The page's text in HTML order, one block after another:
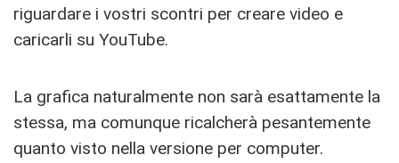
riguardare i vostri scontri per creare video e
caricarli su YouTube.
La grafica naturalmente non sarà esattamente la
stessa, ma comunque ricalcherà pesantemente
quanto visto nella versione per computer.